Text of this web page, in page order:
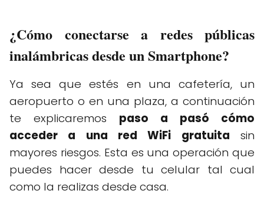
¿Cómo conectarse a redes públicas
inalámbricas desde un Smartphone?
Ya sea que estés en una cafetería, un
aeropuerto o en una plaza, a continuación
te explicaremos paso a pasó cómo
acceder a una red WiFi gratuita sin
mayores riesgos. Esta es una operación que
puedes hacer desde tu celular tal cual
como la realizas desde casa.